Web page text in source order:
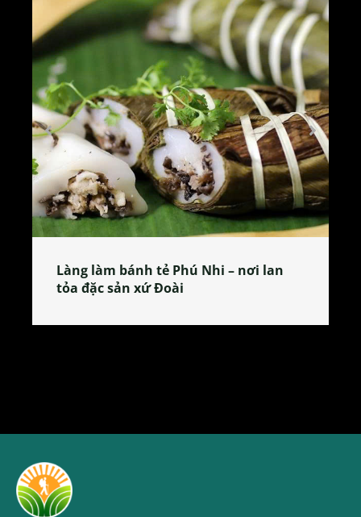
Làng làm bánh tẻ Phú Nhi – nơi lan
tỏa đặc sản xứ Đoài